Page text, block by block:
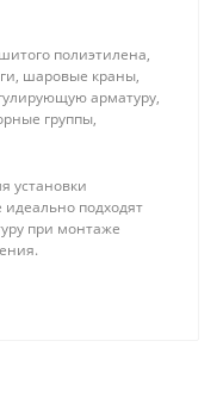
полиэтилена,
шаровые краны,
арматуру,
группы,
установки
подходят
при монтаже